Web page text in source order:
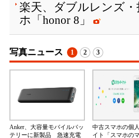
楽天、ダブルレンズ
ホ「honor 8」
写真ニュース 1 2 3
Anker、大容量モバイルバッ
テリーに新製品 急速充電
中古スマホの個
イト「スマホの